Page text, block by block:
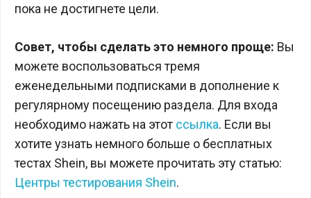
пока не достигнете цели.
Совет, чтобы сделать это немного проще: Вы
можете воспользоваться тремя
еженедельными подписками в дополнение к
регулярному посещению раздела. Для входа
необходимо нажать на этот ссылка. Если вы
хотите узнать немного больше о бесплатных
тестах Shein, вы можете прочитать эту статью:
Центры тестирования Shein.